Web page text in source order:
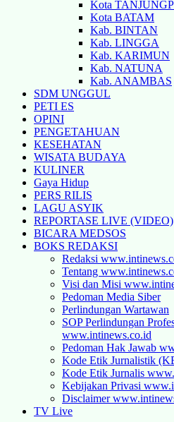
Kota
Kota BATAM
Kab. BINTAN
Kab. LINGGA
Kab. KARIMUN
Kab. NATUNA
Kab. ANAMBAS
SDM UNGGUL
PETI ES
OPINI
PENGETAHUAN
KESEHATAN
WISATA BUDAYA
KULINER
Gaya Hidup
PERS RILIS
LAGU ASYIK
REPORTASE LIVE (VIDEO)
BICARA MEDSOS
BOKS REDAKSI
Redaksi
Tentang
Visi dan Misi
Pedoman Media Siber
Perlindungan Wartawan
SOP Perlindungan
www.intinews.co.id
Pedoman Hak Jawab
Kode Etik Jurnalistik
Kode Etik Jurnalis
Kebijakan Privasi
Disclaimer
TV Live